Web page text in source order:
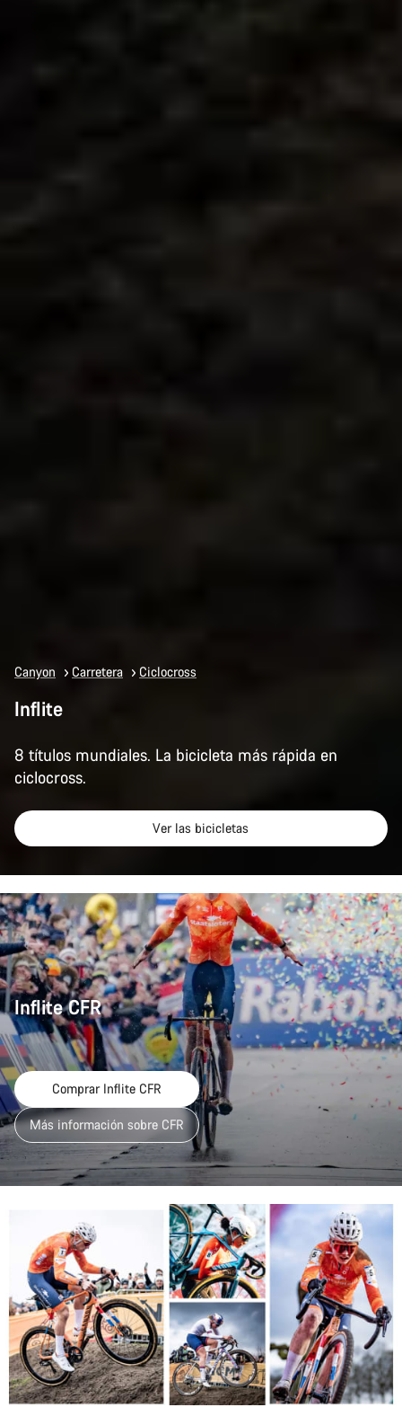
Canyon Carretera Ciclocross
Inflite
8 títulos mundiales. La bicicleta más rápida en
ciclocross.
Ver las bicicletas
Inflite CFR
Comprar Inflite CFR
Más información sobre CFR